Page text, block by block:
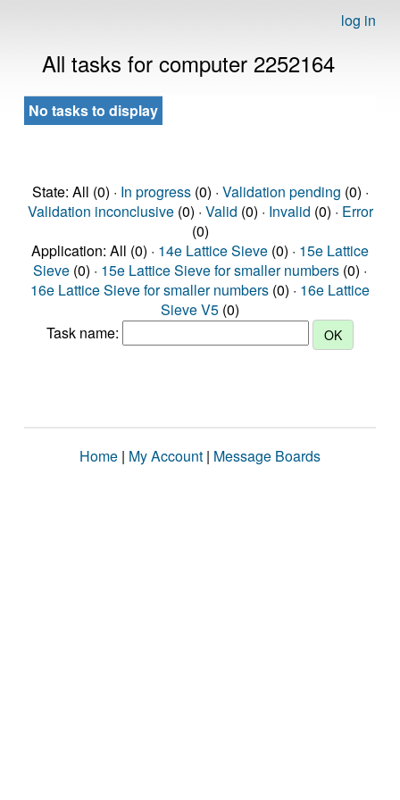
log in
All tasks for computer 2252164
No tasks to display
State: All (0) · In progress(0) · Validation pending (0) ·
Validation inconclusive(0) · Valid (0) · Invalid (0) · Error
(0)
Application: All (0) · 14e Lattice Sieve (0) · 15e Lattice
Sieve (0) · 15e Lattice Sieve for smaller numbers (0) ·
16e Lattice Sieve for smaller numbers (0) · 16e Lattice
Sieve V5 (0)
Task name:
Home | My Account | Message Boards